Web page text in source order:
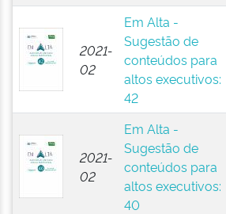
2021-
02
Em Alta -
Sugestão de
conteúdos para
altos executivos:
42
2021-
02
Em Alta -
Sugestão de
conteúdos para
altos executivos:
40